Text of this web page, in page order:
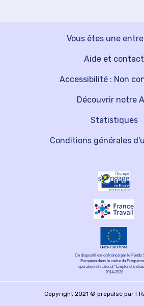
Vous êtes une
Découvrir notre
Aide et contact
Statistiques
Accessibilité : Non
Conditions générales
Ce dispositif est cofinancé par le Fonds
Européen dans le cadre du
opérationnel national "Emploi et
2014-2020
Copyright 2021 © propulsé par